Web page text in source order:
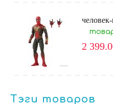
2
Тэги товаров